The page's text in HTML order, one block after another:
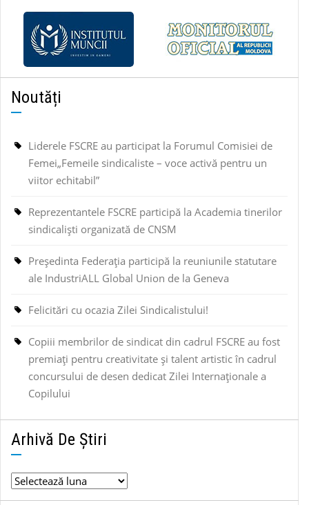
Noutăți
Liderele FSCRE au participat la Forumul Comisiei de
Femei„Femeile sindicaliste – voce activă pentru un
viitor echitabil”
Reprezentantele FSCRE participă la Academia tinerilor
sindicaliști organizată de CNSM
Președinta Federația participă la reuniunile statutare
ale IndustriALL Global Union de la Geneva
Felicitări cu ocazia Zilei Sindicalistului!
Copiii membrilor de sindicat din cadrul FSCRE au fost
premiați pentru creativitate și talent artistic în cadrul
concursului de desen dedicat Zilei Internaționale a
Copilului
Arhivă De Știri
Arhivă
de